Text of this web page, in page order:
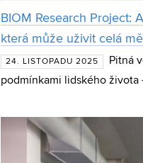
BIOM Research Project:
která může uživit celá
24. LISTOPADU 2025
Pitná
podmínkami lidského života